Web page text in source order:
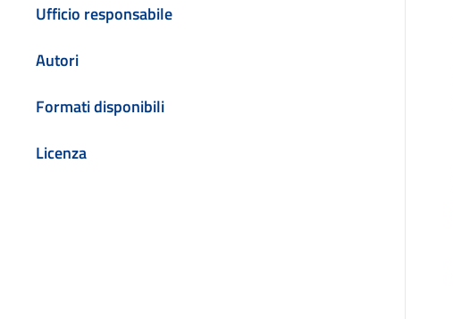
Ufficio responsabile
Autori
Formati disponibili
Licenza